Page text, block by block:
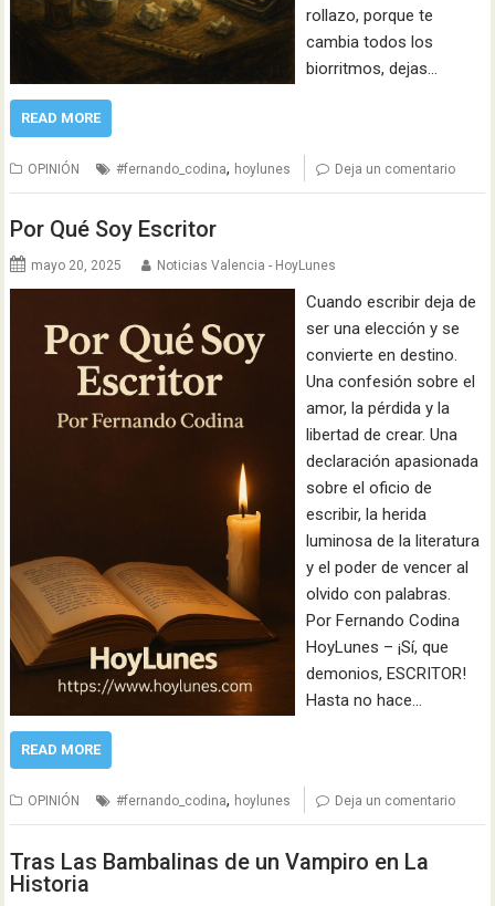
rollazo, porque te
cambia todos los
biorritmos, dejas…
READ MORE
OPINIÓN #fernando_codina, hoylunes Deja un comentario
Por Qué Soy Escritor
mayo 20, 2025 Noticias Valencia - HoyLunes
Cuando escribir deja de
ser una elección y se
convierte en destino.
Una confesión sobre el
amor, la pérdida y la
libertad de crear. Una
declaración apasionada
sobre el oficio de
escribir, la herida
luminosa de la literatura
y el poder de vencer al
olvido con palabras.
Por Fernando Codina
HoyLunes – ¡Sí, que
demonios, ESCRITOR!
Hasta no hace…
READ MORE
OPINIÓN #fernando_codina, hoylunes Deja un comentario
Tras Las Bambalinas de un Vampiro en La
Historia